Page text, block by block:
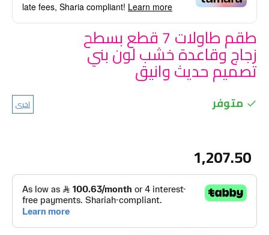
late fees, Sharia compliant! Learn more
طقم طاولات 7 قطع بسطح
زجاج وقاعدة خشب لون بني
تصميم حديث وانيق
متوفر اخرى
1,207.50